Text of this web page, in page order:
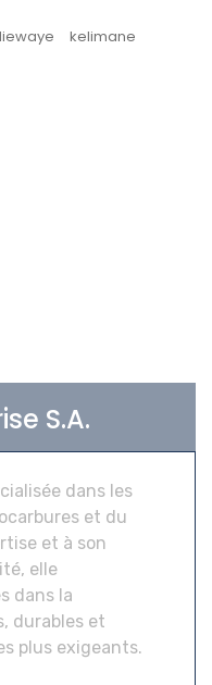
kelimane
S.A.
dans les
et du
et à son
elle
dans la
durables et
plus exigeants.